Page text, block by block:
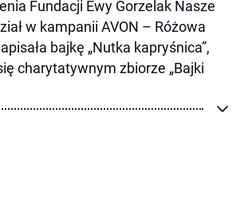
Fundacji Ewy Gorzelak Nasze
w kampanii AVON – Różowa
bajkę „Nutka kapryśnica”,
charytatywnym zbiorze „Bajki